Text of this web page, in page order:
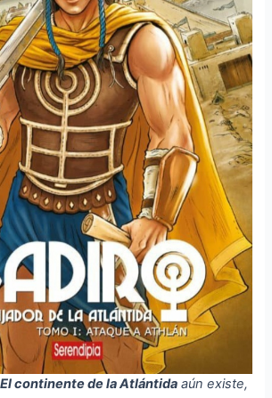
El continente de la Atlántida aún existe,